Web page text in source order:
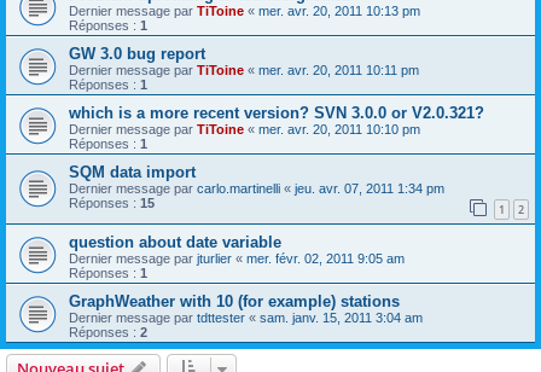
Dernier message par TiToine « mer. avr. 20, 2011 10:13 pm
Réponses : 1
GW 3.0 bug report
Dernier message par TiToine « mer. avr. 20, 2011 10:11 pm
Réponses : 1
which is a more recent version? SVN 3.0.0 or V2.0.321?
Dernier message par TiToine « mer. avr. 20, 2011 10:10 pm
Réponses : 1
SQM data import
Dernier message par carlo.martinelli « jeu. avr. 07, 2011 1:34 pm
Réponses : 15 1 2
question about date variable
Dernier message par jturlier « mer. févr. 02, 2011 9:05 am
Réponses : 1
GraphWeather with 10 (for example) stations
Dernier message par tdttester « sam. janv. 15, 2011 3:04 am
Réponses : 2